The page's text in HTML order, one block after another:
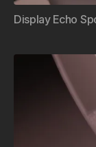
Display Echo